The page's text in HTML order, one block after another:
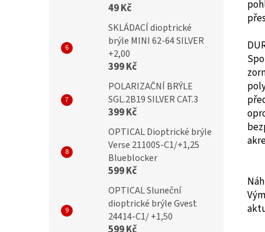
49 Kč
SKLÁDACÍ dioptrické
brýle MINI 62-64 SILVER
+2,00
399 Kč
POLARIZAČNÍ BRÝLE
SGL.2B19 SILVER CAT.3
399 Kč
OPTICAL Dioptrické brýle
Verse 21100S-C1/+1,25
Blueblocker
599 Kč
OPTICAL Sluneční
dioptrické brýle Gvest
24414-C1/ +1,50